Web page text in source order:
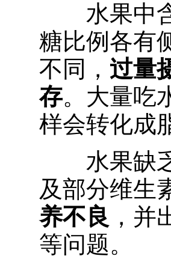
水果中
糖比例各有
不同， 过量
存。大量吃
样会转化成
水果缺
及部分维生
养不良 ，
等问题。